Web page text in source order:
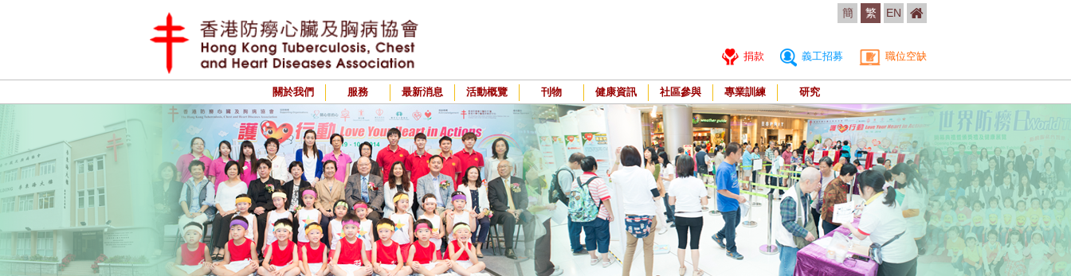
簡 繁 EN
捐款 義工招募 職位空缺
關於我們 服務 最新消息 活動概覽 刊物 健康資訊 社區參與 專業訓練 研究